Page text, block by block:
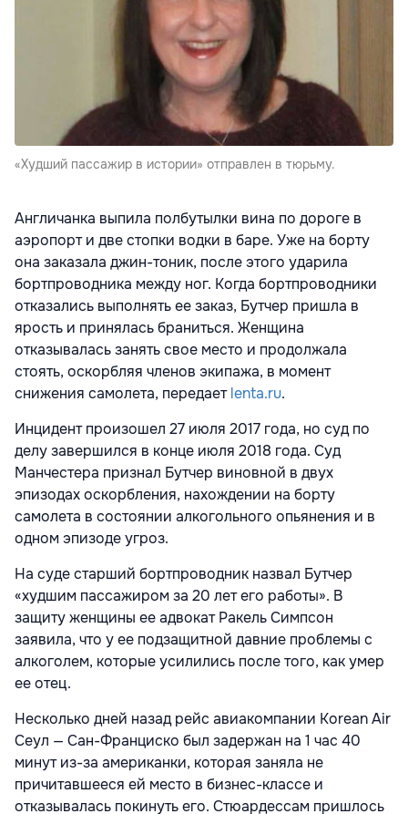
«Худший пассажир в истории» отправлен в тюрьму.
Англичанка выпила полбутылки вина по дороге в
аэропорт и две стопки водки в баре. Уже на борту
она заказала джин-тоник, после этого ударила
бортпроводника между ног. Когда бортпроводники
отказались выполнять ее заказ, Бутчер пришла в
ярость и принялась браниться. Женщина
отказывалась занять свое место и продолжала
стоять, оскорбляя членов экипажа, в момент
снижения самолета, передаетlenta.ru.
Инцидент произошел 27 июля 2017 года, но суд по
делу завершился в конце июля 2018 года. Суд
Манчестера признал Бутчер виновной в двух
эпизодах оскорбления, нахождении на борту
самолета в состоянии алкогольного опьянения и в
одном эпизоде угроз.
На суде старший бортпроводник назвал Бутчер
«худшим пассажиром за 20 лет его работы». В
защиту женщины ее адвокат Ракель Симпсон
заявила, что у ее подзащитной давние проблемы с
алкоголем, которые усилились после того, как умер
ее отец.
Несколько дней назад рейс авиакомпании Korean Air
Сеул — Сан-Франциско был задержан на 1 час 40
минут из-за американки, которая заняла не
причитавшееся ей место в бизнес-классе и
отказывалась покинуть его. Стюардессам пришлось